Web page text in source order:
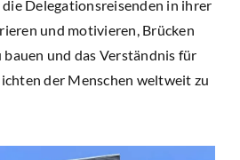
Delegationsreisenden in ihrer
und motivieren, Brücken
und das Verständnis für
der Menschen weltweit zu